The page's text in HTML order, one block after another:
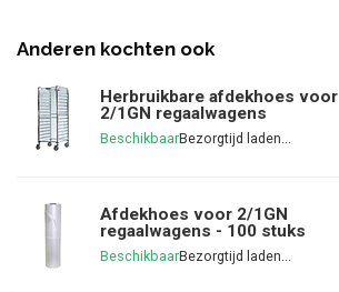
Anderen kochten ook
Herbruikbare afdekhoes voor
2/1GN regaalwagens
Beschikbaar
Afdekhoes voor 2/1GN
regaalwagens - 100 stuks
Beschikbaar